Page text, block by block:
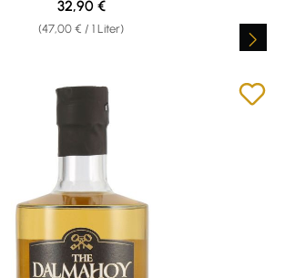
(47,00 € / 1 Liter)
Regulärer Preis:
32,90 €